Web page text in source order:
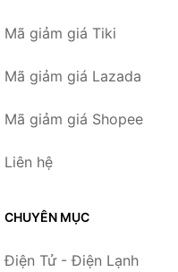
Mã giảm giá Tiki
Mã giảm giá Lazada
Mã giảm giá Shopee
Liên hệ
CHUYÊN MỤC
Điện Tử - Điện Lạnh